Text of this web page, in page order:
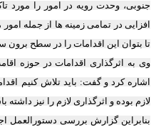
جنوبی، وحدت رویه در امور را مورد
افزایی در تمامی زمینه ها از جمله
تا بتوان این اقدامات را در سطح برون
وی به اثرگذاری اقدامات در حوزه
اشاره کرد و گفت: باید تلاش کنیم
لازم بوده و اثرگذاری لازم را نیز داشته